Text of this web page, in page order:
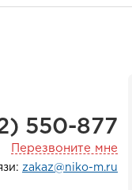
550-877
Перезвоните мне
zakaz@niko-m.ru